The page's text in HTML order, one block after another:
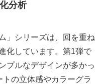
分析
」シリーズは、回を重ね
化しています。第1弾で
プルなデザインが多かっ
の立体感やカラーグラ